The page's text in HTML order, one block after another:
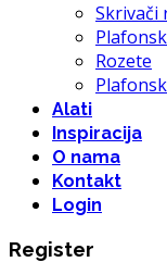
Skrivači
Rozete
Alati
Inspiracija
O nama
Kontakt
Login
Register